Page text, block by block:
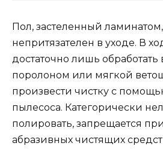
Пол, застеленный
непритязателен в уходе. В
достаточно лишь
поролоном или мягкой
произвести чистку с
пылесоса. Категорически
полировать, запрещается
абразивных чистящих